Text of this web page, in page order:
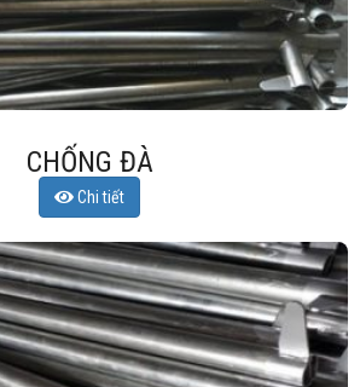
CHỐNG ĐÀ
Chi tiết